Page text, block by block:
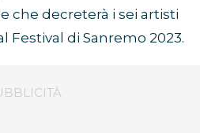
e che decreterà i sei artisti
Festival di Sanremo 2023.